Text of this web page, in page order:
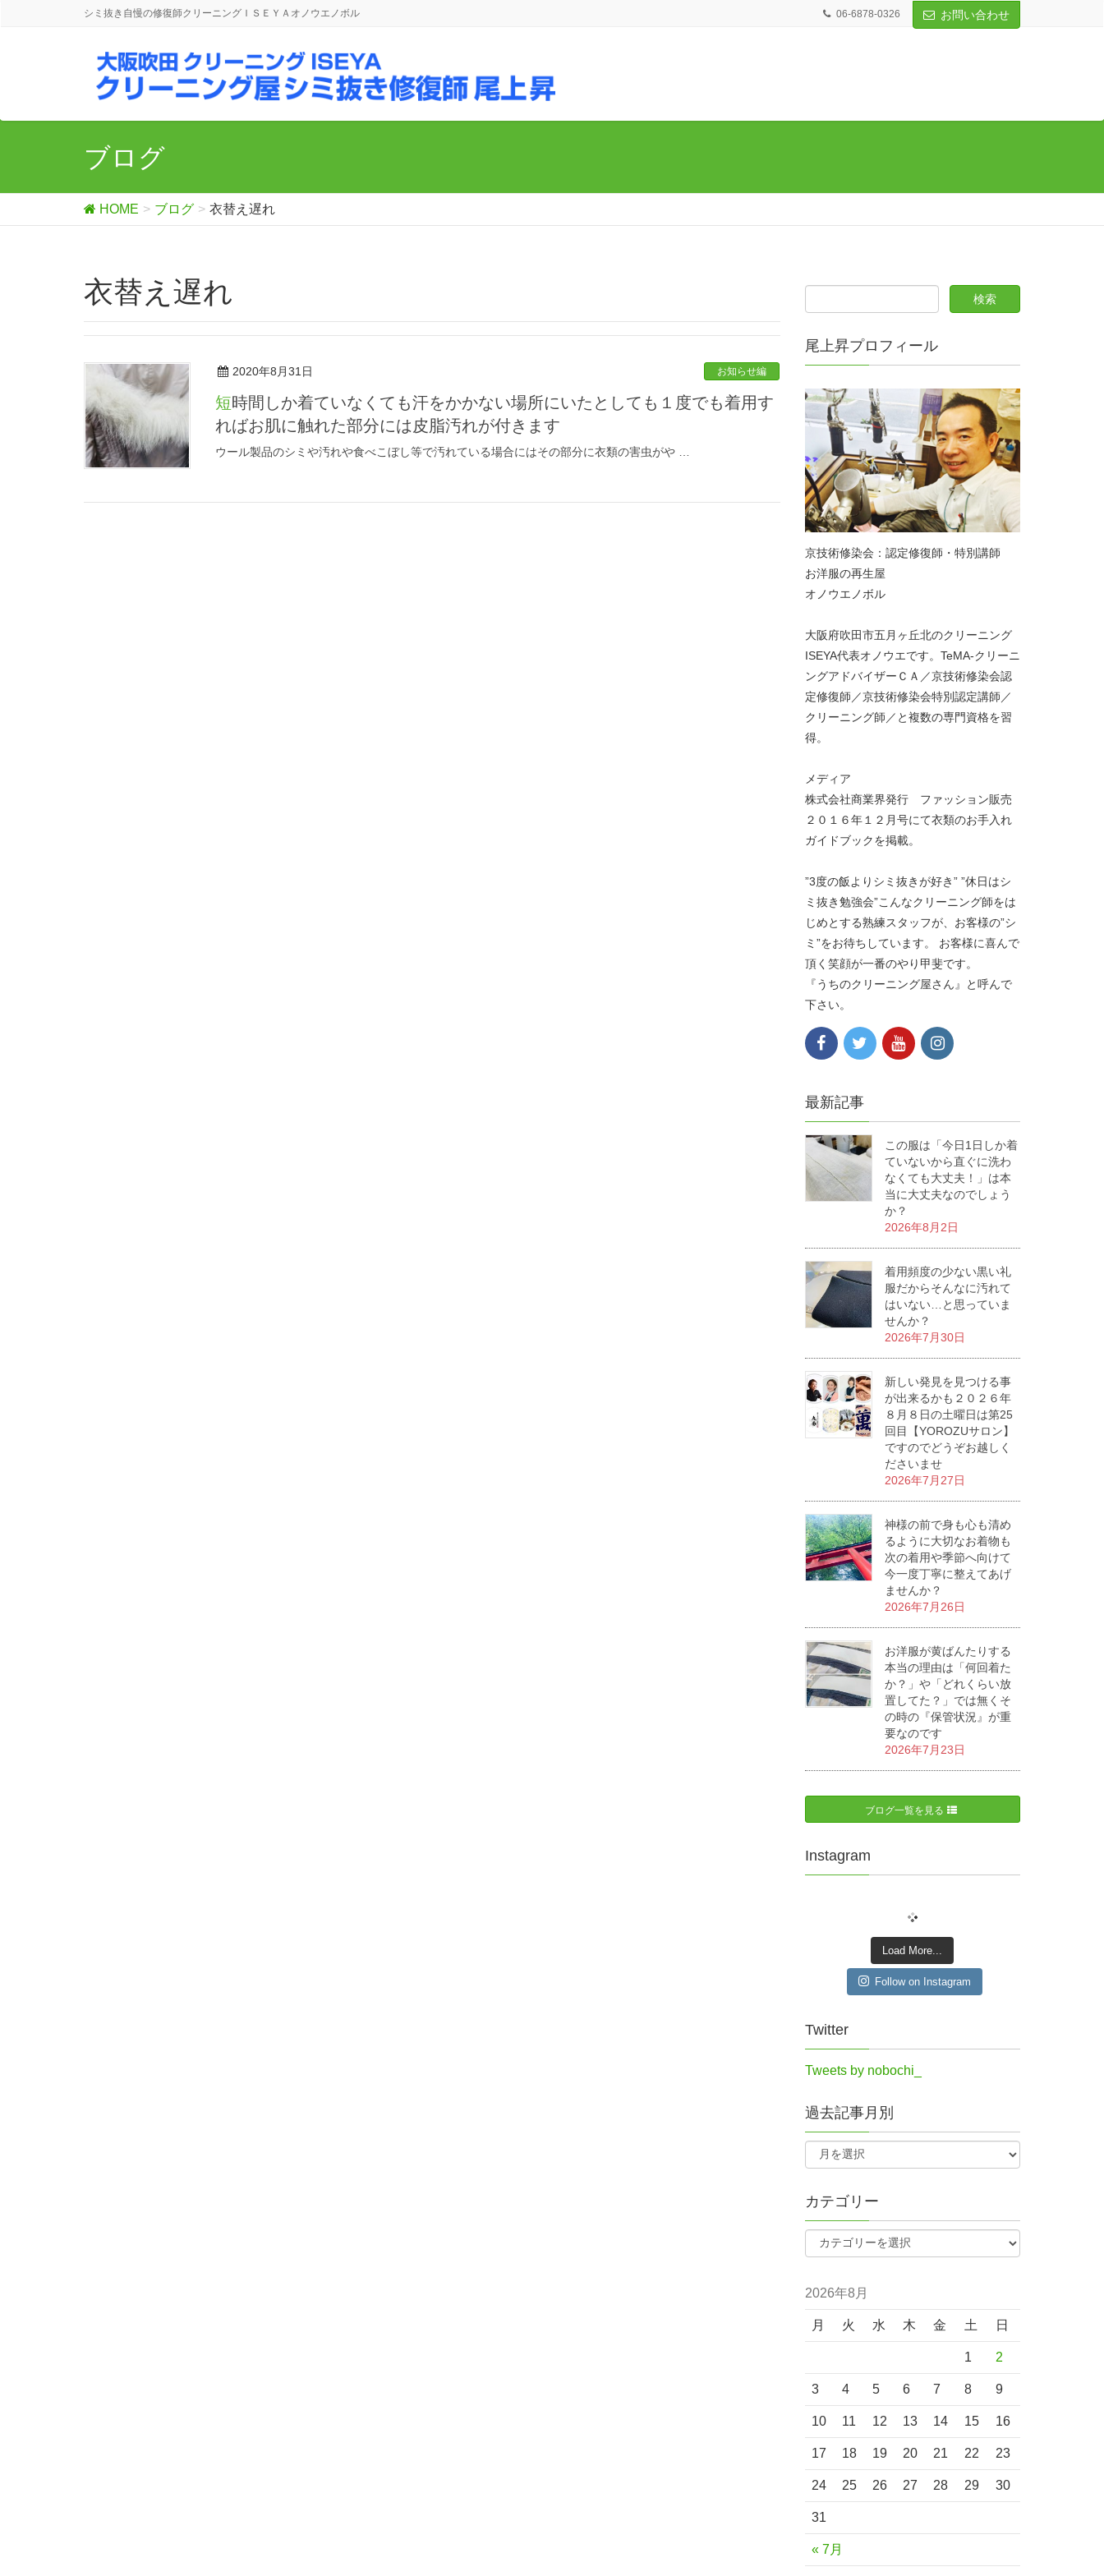
シミ抜き自慢の修復師クリーニングＩＳＥＹＡオノウエノボル 06-6878-0326 お問い合わせ
ブログ
HOME ブログ 衣替え遅れ
衣替え遅れ
2020年8月31日 お知らせ編
短時間しか着ていなくても汗をかかない場所にいたとしても１度でも着用す
ればお肌に触れた部分には皮脂汚れが付きます
ウール製品のシミや汚れや食べこぼし等で汚れている場合にはその部分に衣類の害虫がや …
尾上昇プロフィール
京技術修染会：認定修復師・特別講師
お洋服の再生屋
オノウエノボル
大阪府吹田市五月ヶ丘北のクリーニング
ISEYA代表オノウエです。TeMA-クリーニ
ングアドバイザーＣＡ／京技術修染会認
定修復師／京技術修染会特別認定講師／
クリーニング師／と複数の専門資格を習
得。
メディア
株式会社商業界発行 ファッション販売
２０１６年１２月号にて衣類のお手入れ
ガイドブックを掲載。
”3度の飯よりシミ抜きが好き” ”休日はシ
ミ抜き勉強会”こんなクリーニング師をは
じめとする熟練スタッフが、お客様の”シ
ミ”をお待ちしています。 お客様に喜んで
頂く笑顔が一番のやり甲斐です。
『うちのクリーニング屋さん』と呼んで
下さい。
最新記事
この服は「今日1日しか着
ていないから直ぐに洗わ
なくても大丈夫！」は本
当に大丈夫なのでしょう
か？
2026年8月2日
着用頻度の少ない黒い礼
服だからそんなに汚れて
はいない…と思っていま
せんか？
2026年7月30日
新しい発見を見つける事
が出来るかも２０２６年
８月８日の土曜日は第25
回目【YOROZUサロン】
ですのでどうぞお越しく
ださいませ
2026年7月27日
神様の前で身も心も清め
るように大切なお着物も
次の着用や季節へ向けて
今一度丁寧に整えてあげ
ませんか？
2026年7月26日
お洋服が黄ばんたりする
本当の理由は「何回着た
か？」や「どれくらい放
置してた？」では無くそ
の時の『保管状況』が重
要なのです
2026年7月23日
ブログ一覧を見る
Instagram
Load More...
Follow on Instagram
Twitter
Tweets by nobochi_
過去記事月別
カテゴリー
2026年8月
月 火 水 木 金 土 日
« 7月
1 2
3 4 5 6 7 8 9
10 11 12 13 14 15 16
17 18 19 20 21 22 23
24 25 26 27 28 29 30
31